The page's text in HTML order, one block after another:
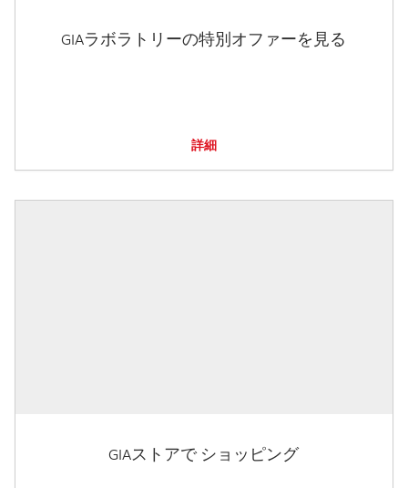
GIAラボラトリーの特別オファーを見る
詳細
GIAストアで ショッピング